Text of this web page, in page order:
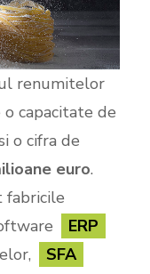
renumitelor
capacitate de
o cifra de
euro.
fabricile
ERP
SFA